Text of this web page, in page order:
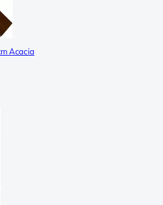
Acacia